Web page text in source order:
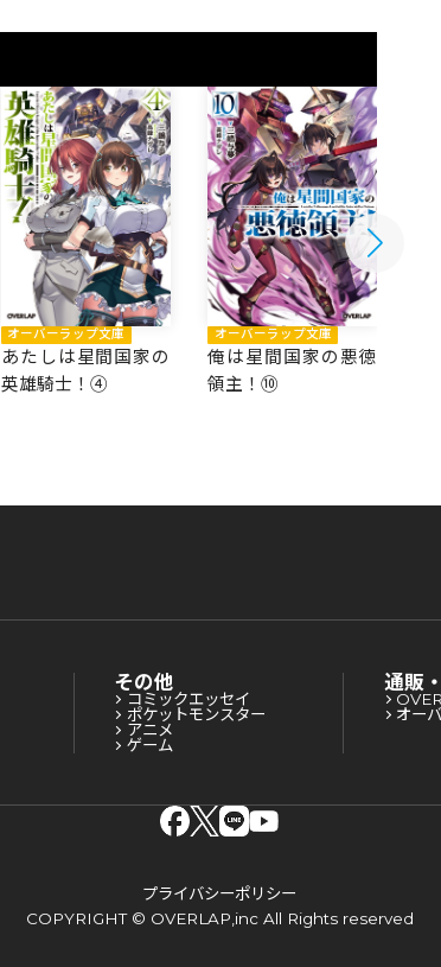
オーバーラップ文庫
あたしは星間国家の
英雄騎士！④
オーバーラップ文庫
俺は星間国家の悪徳
領主！⑩
その他
コミックエッセイ
ポケットモンスター
アニメ
ゲーム
通販
オー
プライバシーポリシー
COPYRIGHT © OVERLAP,inc All Rights reserved